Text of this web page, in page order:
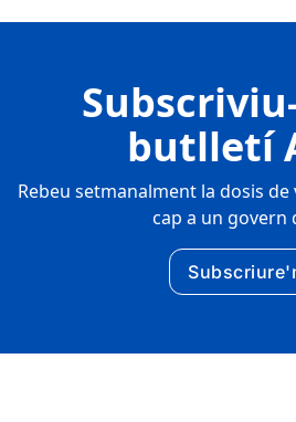
butlletí
Rebeu setmanalment la dosis
cap a un govern